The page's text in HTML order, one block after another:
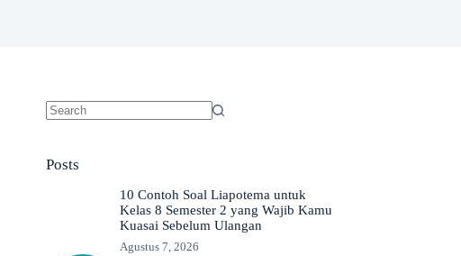
Posts
10 Contoh Soal Liapotema untuk
Kelas 8 Semester 2 yang Wajib Kamu
Kuasai Sebelum Ulangan
Agustus 7, 2026